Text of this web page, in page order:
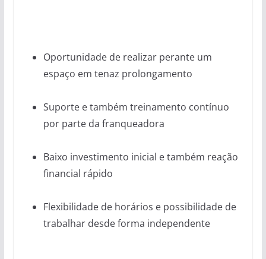
Oportunidade de realizar perante um
espaço em tenaz prolongamento
Suporte e também treinamento contínuo
por parte da franqueadora
Baixo investimento inicial e também reação
financial rápido
Flexibilidade de horários e possibilidade de
trabalhar desde forma independente